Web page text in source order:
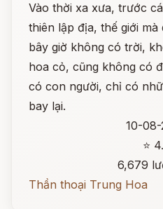
Vào thời xa xưa, trước
thiên lập địa, thế giới
bây giờ không có trời,
hoa cỏ, cũng không có
có con người, chỉ có
bay lại.
10-
⭐
6,679
Thần thoại Trung Hoa